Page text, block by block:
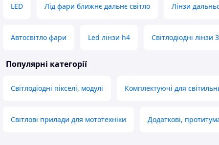
LED Лід фари ближнє дальнє світло Лінзи
Автосвітло фари Led лінзи h4 Світлодіодні
Популярні категорії
Світлодіодні пікселі, модулі Комплектуючі для
Світлові прилади для мототехніки Додаткові,